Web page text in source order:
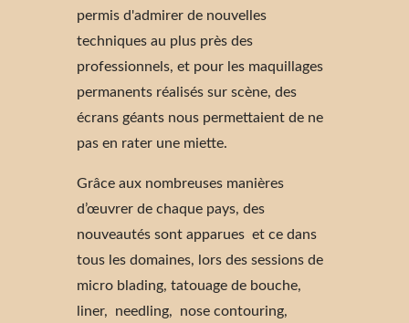
permis d'admirer de nouvelles
techniques au plus près des
professionnels, et pour les maquillages
permanents réalisés sur scène, des
écrans géants nous permettaient de ne
pas en rater une miette.
Grâce aux nombreuses manières
d’œuvrer de chaque pays, des
nouveautés sont apparues et ce dans
tous les domaines, lors des sessions de
micro blading, tatouage de bouche,
liner, needling, nose contouring,